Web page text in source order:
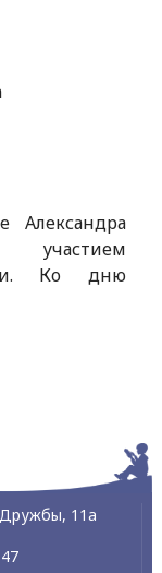
Александра
Ко дню
11а